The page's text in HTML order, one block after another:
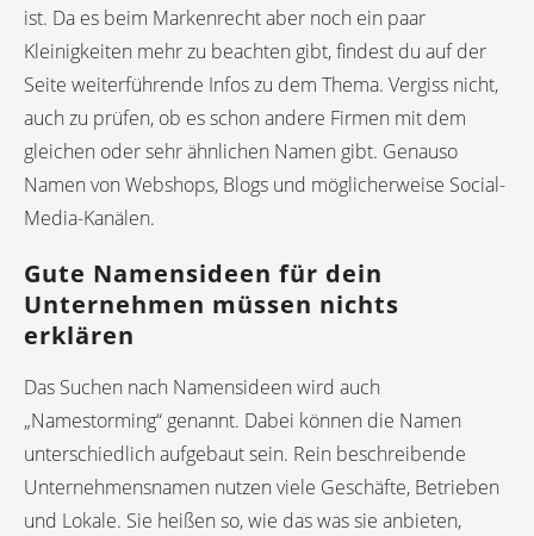
ist. Da es beim Markenrecht aber noch ein paar
Kleinigkeiten mehr zu beachten gibt, findest du auf der
Seite weiterführende Infos zu dem Thema. Vergiss nicht,
auch zu prüfen, ob es schon andere Firmen mit dem
gleichen oder sehr ähnlichen Namen gibt. Genauso
Namen von Webshops, Blogs und möglicherweise Social-
Media-Kanälen.
Gute Namensideen für dein
Unternehmen müssen nichts
erklären
Das Suchen nach Namensideen wird auch
„Namestorming“ genannt. Dabei können die Namen
unterschiedlich aufgebaut sein. Rein beschreibende
Unternehmensnamen nutzen viele Geschäfte, Betrieben
und Lokale. Sie heißen so, wie das was sie anbieten,